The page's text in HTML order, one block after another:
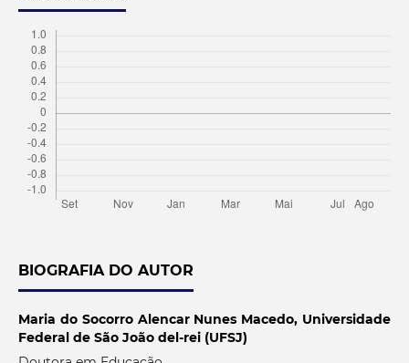
BIOGRAFIA DO AUTOR
Maria do Socorro Alencar Nunes Macedo, Universidade
Federal de São João del-rei (UFSJ)